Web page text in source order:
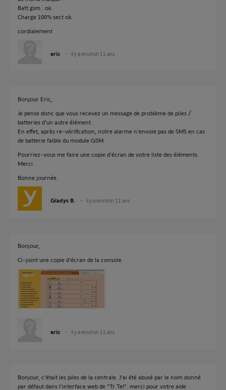
Batt gsm : ok
Charge 100% sect ok
cordialement
eric il y a environ 11 ans
Bonjour Eric,
Je pense donc que vous recevez un message de problème de piles /
batteries d'un autre élément.
En effet, après re-vérification, notre alarme n'envoie pas de SMS en cas
de batterie faible du module GSM.
Pourriez-vous me faire une copie d'écran de votre liste des éléments.
Merci.
Bonne journée.
Gladys B. il y a environ 11 ans
Bonjour,
Ci-joint une copie d'écran de la console
eric il y a environ 11 ans
Bonjour, c'était les piles de la centrale. J'ai été abusé par le nom donné
par défaut dans l'interface web de "Tr Tel". merci pour votre aide